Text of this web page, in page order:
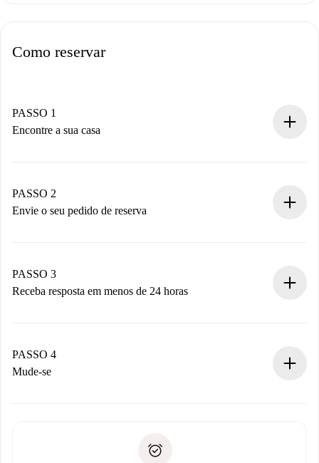
Como reservar
PASSO 1
Encontre a sua casa
Você tem todas as informações necessárias
antecipadamente.
PASSO 2
Envie o seu pedido de reserva
Não cobramos nada até que o proprietário confirme.
PASSO 3
Receba resposta em menos de 24 horas
proprietário.
Se recusada: não cobraremos nada e ofereceremos
Débito direto bancário
PASSO 4
Mude-se
não comunicar nenhum problema.